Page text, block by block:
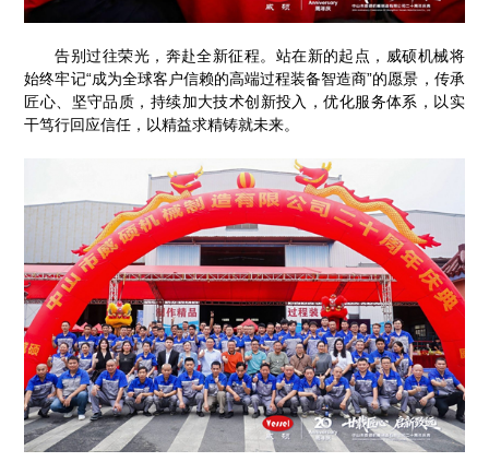
告别过往荣光，奔赴全新征程。站在新的起点，威硕机械将
始终牢记“成为全球客户信赖的高端过程装备智造商”的愿景，传承
匠心、坚守品质，持续加大技术创新投入，优化服务体系，以实
干笃行回应信任，以精益求精铸就未来。